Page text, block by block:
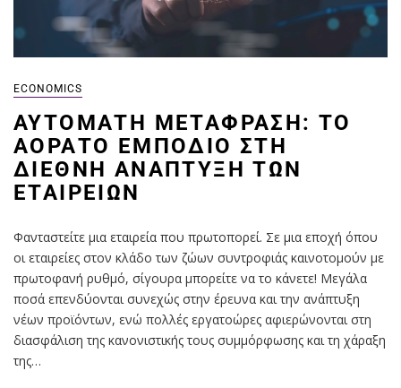
ECONOMICS
ΑΥΤΌΜΑΤΗ ΜΕΤΆΦΡΑΣΗ: ΤΟ
ΑΌΡΑΤΟ ΕΜΠΌΔΙΟ ΣΤΗ
ΔΙΕΘΝΉ ΑΝΆΠΤΥΞΗ ΤΩΝ
ΕΤΑΙΡΕΙΏΝ
Φανταστείτε μια εταιρεία που πρωτοπορεί. Σε μια εποχή όπου
οι εταιρείες στον κλάδο των ζώων συντροφιάς καινοτομούν με
πρωτοφανή ρυθμό, σίγουρα μπορείτε να το κάνετε! Μεγάλα
ποσά επενδύονται συνεχώς στην έρευνα και την ανάπτυξη
νέων προϊόντων, ενώ πολλές εργατοώρες αφιερώνονται στη
διασφάλιση της κανονιστικής τους συμμόρφωσης και τη χάραξη
της…